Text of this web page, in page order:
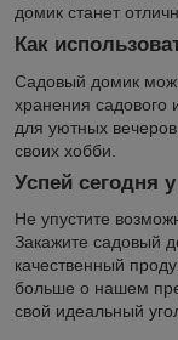
домик станет
Как
Садовый домик
хранения садового
для уютных
своих хобби.
Успей сегодня
Не упустите
Закажите садовый
качественный
больше о нашем
свой идеальный